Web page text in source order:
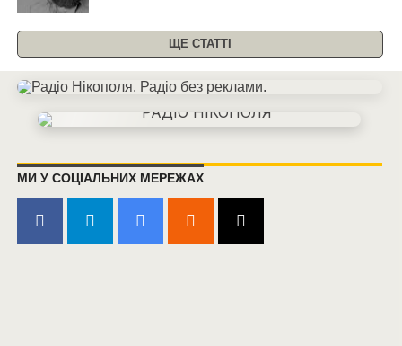
ЩЕ СТАТТІ
МИ У СОЦІАЛЬНИХ МЕРЕЖАХ